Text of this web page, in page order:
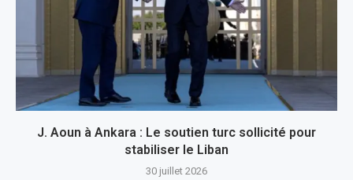
J. Aoun à Ankara : Le soutien turc sollicité pour
stabiliser le Liban
30 juillet 2026